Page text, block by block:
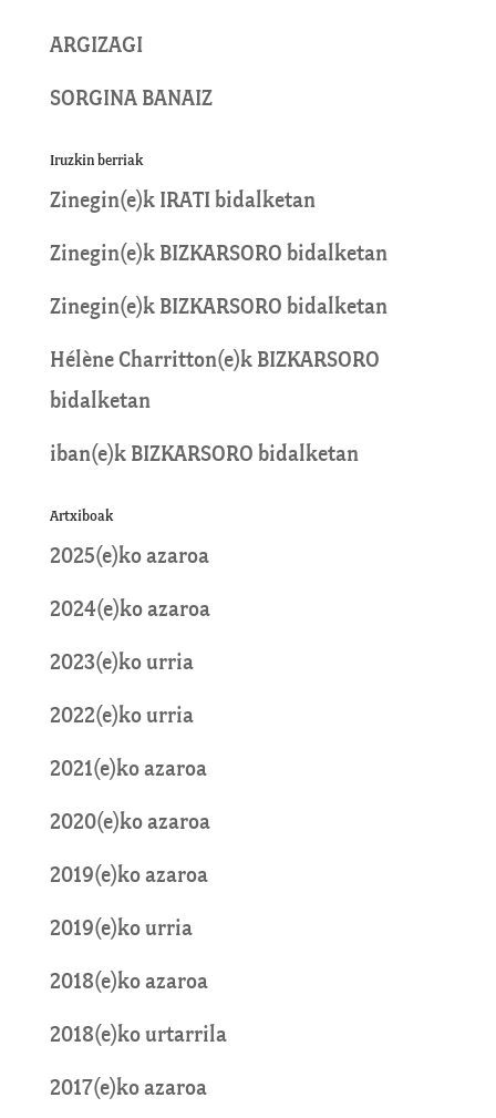
ARGIZAGI
SORGINA BANAIZ
Iruzkin berriak
Zinegin(e)k IRATI bidalketan
Zinegin(e)k BIZKARSORO bidalketan
Zinegin(e)k BIZKARSORO bidalketan
Hélène Charritton(e)k BIZKARSORO
bidalketan
iban(e)k BIZKARSORO bidalketan
Artxiboak
2025(e)ko azaroa
2024(e)ko azaroa
2023(e)ko urria
2022(e)ko urria
2021(e)ko azaroa
2020(e)ko azaroa
2019(e)ko azaroa
2019(e)ko urria
2018(e)ko azaroa
2018(e)ko urtarrila
2017(e)ko azaroa